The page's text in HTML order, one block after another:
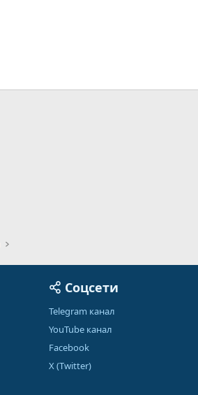
Соцсети
Telegram канал
YouTube канал
Facebook
X (Twitter)